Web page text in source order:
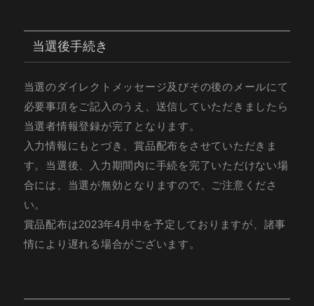
当選後手続き
当選のダイレクトメッセージ及びその後のメールにて
必要事項をご記入のうえ、送信していただきましたら
当選者情報登録が完了となります。
入力情報にもとづき、賞品配布をさせていただきま
す。当選後、入力期間内に手続を完了いただけない場
合には、当選が無効となりますので、ご注意くださ
い。
賞品配布は2023年4月中を予定しておりますが、諸事
情により遅れる場合がございます。